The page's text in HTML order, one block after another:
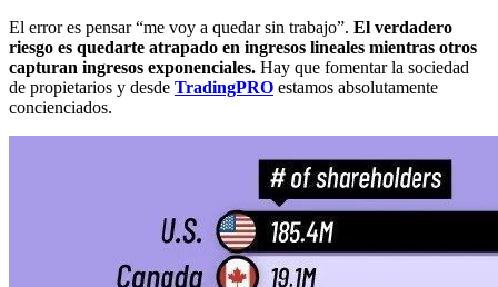
El error es pensar “me voy a quedar sin trabajo”. El verdadero
riesgo es quedarte atrapado en ingresos lineales mientras otros
capturan ingresos exponenciales. Hay que fomentar la sociedad
de propietarios y desde TradingPRO estamos absolutamente
concienciados.